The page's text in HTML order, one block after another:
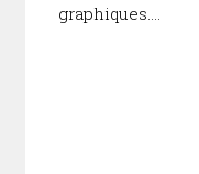
graphiques....